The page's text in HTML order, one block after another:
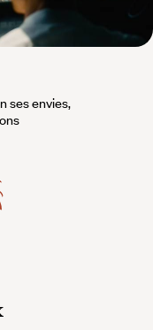
du
ses envies,